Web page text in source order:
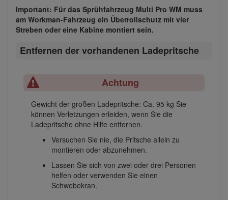
Important: Für das Sprühfahrzeug Multi Pro WM muss
am Workman-Fahrzeug ein Überrollschutz mit vier
Streben oder eine Kabine montiert sein.
Entfernen der vorhandenen Ladepritsche
Achtung
Gewicht der großen Ladepritsche: Ca. 95 kg Sie
können Verletzungen erleiden, wenn Sie die
Ladepritsche ohne Hilfe entfernen.
Versuchen Sie nie, die Pritsche allein zu
montieren oder abzunehmen.
Lassen Sie sich von zwei oder drei Personen
helfen oder verwenden Sie einen
Schwebekran.